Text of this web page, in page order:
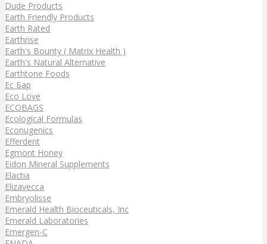
Dude Products
Earth Friendly Products
Earth Rated
Earthrise
Earth's Bounty ( Matrix Health )
Earth's Natural Alternative
Earthtone Foods
Ec Бар
Eco Love
ECOBAGS
Ecological Formulas
Econugenics
Efferdent
Egmont Honey
Eidon Mineral Supplements
Elactia
Elizavecca
Embryolisse
Emerald Health Bioceuticals, Inc
Emerald Laboratories
Emergen-C